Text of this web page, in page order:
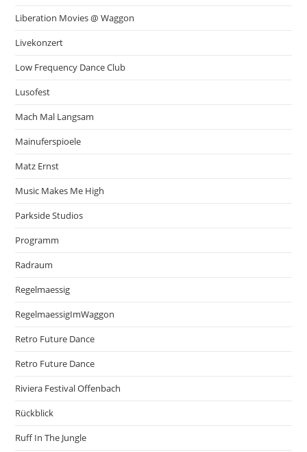
Liberation Movies @ Waggon
Livekonzert
Low Frequency Dance Club
Lusofest
Mach Mal Langsam
Mainuferspioele
Matz Ernst
Music Makes Me High
Parkside Studios
Programm
Radraum
Regelmaessig
RegelmaessigImWaggon
Retro Future Dance
Retro Future Dance
Riviera Festival Offenbach
Rückblick
Ruff In The Jungle